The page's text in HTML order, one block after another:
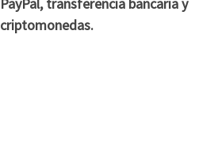
PayPal, transferencia bancaria y
criptomonedas.